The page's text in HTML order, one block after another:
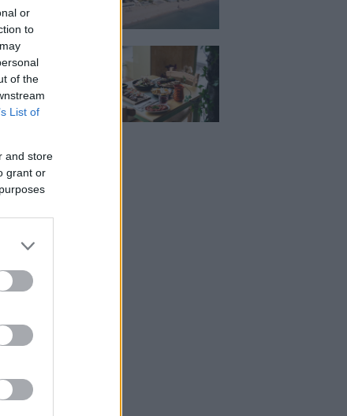
or
to
of the
List of
and store
grant or
Μια σύγχρονη
Νέα Σμύρνη
μιλάει πρώτο